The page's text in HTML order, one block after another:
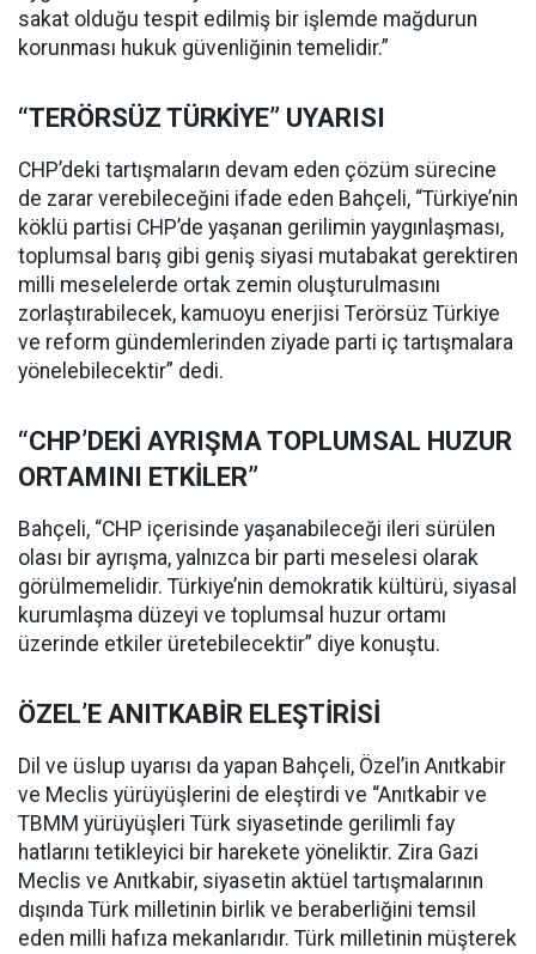
sakat olduğu tespit edilmiş bir işlemde mağdurun
korunması hukuk güvenliğinin temelidir.”
“TERÖRSÜZ TÜRKİYE” UYARISI
CHP’deki tartışmaların devam eden çözüm sürecine
de zarar verebileceğini ifade eden Bahçeli, “Türkiye’nin
köklü partisi CHP’de yaşanan gerilimin yaygınlaşması,
toplumsal barış gibi geniş siyasi mutabakat gerektiren
milli meselelerde ortak zemin oluşturulmasını
zorlaştırabilecek, kamuoyu enerjisi Terörsüz Türkiye
ve reform gündemlerinden ziyade parti iç tartışmalara
yönelebilecektir” dedi.
“CHP’DEKİ AYRIŞMA TOPLUMSAL HUZUR
ORTAMINI ETKİLER”
Bahçeli, “CHP içerisinde yaşanabileceği ileri sürülen
olası bir ayrışma, yalnızca bir parti meselesi olarak
görülmemelidir. Türkiye’nin demokratik kültürü, siyasal
kurumlaşma düzeyi ve toplumsal huzur ortamı
üzerinde etkiler üretebilecektir” diye konuştu.
ÖZEL’E ANITKABİR ELEŞTİRİSİ
Dil ve üslup uyarısı da yapan Bahçeli, Özel’in Anıtkabir
ve Meclis yürüyüşlerini de eleştirdi ve “Anıtkabir ve
TBMM yürüyüşleri Türk siyasetinde gerilimli fay
hatlarını tetikleyici bir harekete yöneliktir. Zira Gazi
Meclis ve Anıtkabir, siyasetin aktüel tartışmalarının
dışında Türk milletinin birlik ve beraberliğini temsil
eden milli hafıza mekanlarıdır. Türk milletinin müşterek